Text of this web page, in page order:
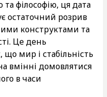
та філософію, ця дата
остаточний розрив
конструктами та
Це день
що мир і стабільність
вмінні домовлятися
в часи